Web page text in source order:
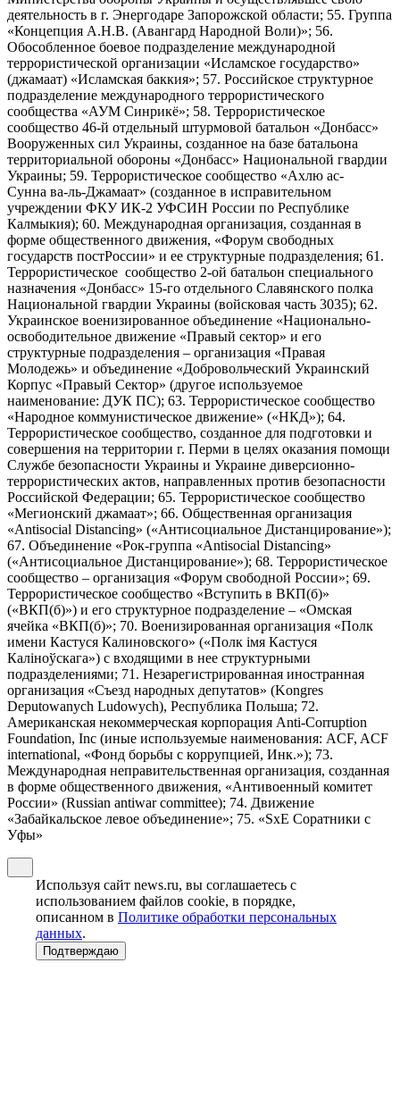
деятельность в г. Энергодаре Запорожской области; 55. Группа
«Концепция А.Н.В. (Авангард Народной Воли)»; 56.
Обособленное боевое подразделение международной
террористической организации «Исламское государство»
(джамаат) «Исламская баккия»; 57. Российское структурное
подразделение международного террористического
сообщества «АУМ Синрикё»; 58. Террористическое
сообщество 46-й отдельный штурмовой батальон «Донбасс»
Вооруженных сил Украины, созданное на базе батальона
территориальной обороны «Донбасс» Национальной гвардии
Украины; 59. Террористическое сообщество «Ахлю ас-
Сунна ва-ль-Джамаат» (созданное в исправительном
учреждении ФКУ ИК-2 УФСИН России по Республике
Калмыкия); 60. Международная организация, созданная в
форме общественного движения, «Форум свободных
государств постРоссии» и ее структурные подразделения; 61.
Террористическое сообщество 2-ой батальон специального
назначения «Донбасс» 15-го отдельного Славянского полка
Национальной гвардии Украины (войсковая часть 3035); 62.
Украинское военизированное объединение «Национально-
освободительное движение «Правый сектор» и его
структурные подразделения – организация «Правая
Молодежь» и объединение «Добровольческий Украинский
Корпус «Правый Сектор» (другое используемое
наименование: ДУК ПС); 63. Террористическое сообщество
«Народное коммунистическое движение» («НКД»); 64.
Террористическое сообщество, созданное для подготовки и
совершения на территории г. Перми в целях оказания помощи
Службе безопасности Украины и Украине диверсионно-
террористических актов, направленных против безопасности
Российской Федерации; 65. Террористическое сообщество
«Мегионский джамаат»; 66. Общественная организация
«Antisocial Distancing» («Антисоциальное Дистанцирование»);
67. Объединение «Рок-группа «Antisocial Distancing»
(«Антисоциальное Дистанцирование»); 68. Террористическое
сообщество – организация «Форум свободной России»; 69.
Террористическое сообщество «Вступить в ВКП(б)»
(«ВКП(б)») и его структурное подразделение – «Омская
ячейка «ВКП(б)»; 70. Военизированная организация «Полк
имени Кастуся Калиновского» («Полк iмя Кастуся
Калiноўскага») с входящими в нее структурными
подразделениями; 71. Незарегистрированная иностранная
организация «Съезд народных депутатов» (Kongres
Deputowanych Ludowych), Республика Польша; 72.
Американская некоммерческая корпорация Anti-Corruption
Foundation, Inc (иные используемые наименования: ACF, ACF
international, «Фонд борьбы с коррупцией, Инк.»); 73.
Международная неправительственная организация, созданная
в форме общественного движения, «Антивоенный комитет
России» (Russian antiwar committee); 74. Движение
«Забайкальское левое объединение»; 75. «SxE Соратники с
Уфы»
Используя сайт news.ru, вы соглашаетесь с
использованием файлов cookie, в порядке,
описанном в Политике обработки персональных
данных.
Подтверждаю